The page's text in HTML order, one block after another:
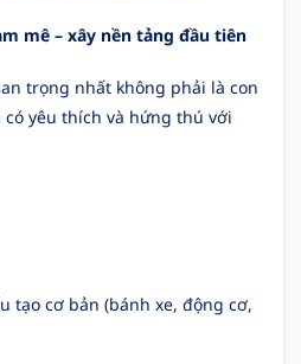
mê – xây nền tảng đầu tiên
trọng nhất không phải là con
yêu thích và hứng thú với
tạo cơ bản (bánh xe, động cơ,